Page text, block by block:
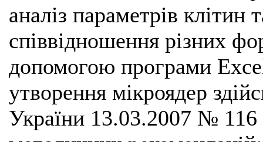
аналіз параметрів клітин
співвідношення різних
допомогою програми
утворення мікроядер
України 13.03.2007 №